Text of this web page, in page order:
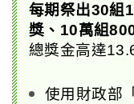
每期祭出30組
獎、10萬組
總獎金高達
使用財政部